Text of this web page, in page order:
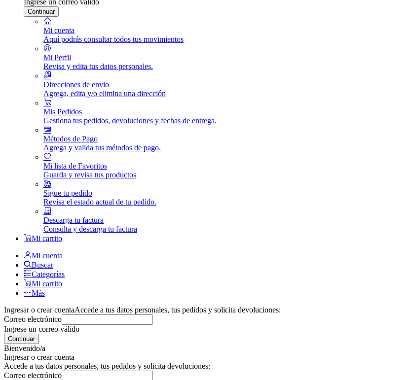
Continuar
Mi cuenta
Aquí podrás consultar todos tus movimientos
Mi Perfil
Revisa y edita tus datos personales.
Direcciones de envio
Agrega, edita y/o elimina una dirección
Mis Pedidos
Gestiona tus pedidos, devoluciones y fechas de entrega.
Métodos de Pago
Agrega y valida tus métodos de pago.
Mi lista de Favoritos
Guarda y revisa tus productos
Sigue tu pedido
Revisa el estado actual de tu pedido.
Descarga tu factura
Consulta y descarga tu factura
Mi carrito
Mi cuenta
Buscar
Categorías
Mi carrito
Más
Ingresar o crear cuentaAccede a tus datos personales, tus pedidos y solicita devoluciones:
Correo electrónico
Ingrese un correo válido
Continuar
Bienvenido/a
Ingresar o crear cuenta
Accede a tus datos personales, tus pedidos y solicita devoluciones:
Correo electrónico